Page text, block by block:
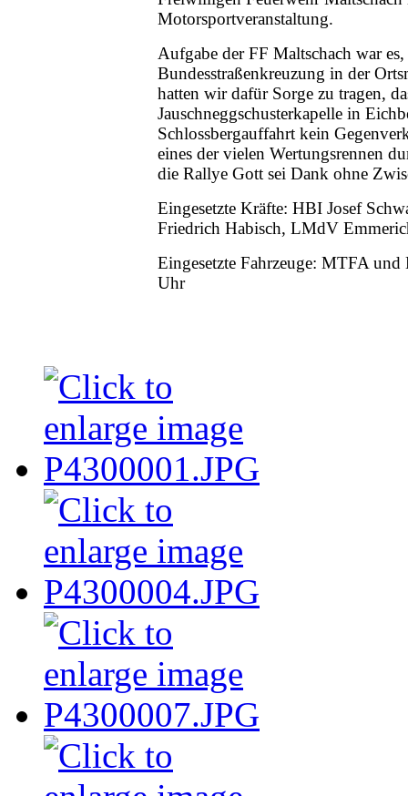
Motorsportveranstaltung.
Aufgabe der FF Maltschach war
Bundesstraßenkreuzung in der
hatten wir dafür Sorge zu tragen,
Jauschneggschusterkapelle in
Schlossbergauffahrt kein
eines der vielen Wertungsrennen
die Rallye Gott sei Dank ohne
Eingesetzte Kräfte: HBI Josef
Friedrich Habisch, LMdV
Eingesetzte Fahrzeuge: MTFA
Uhr